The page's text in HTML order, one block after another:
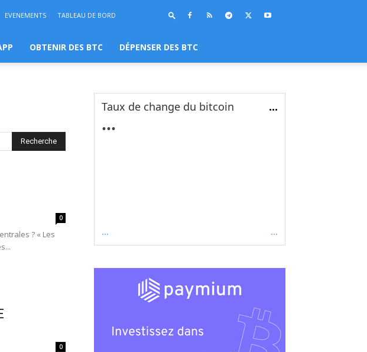
EVENEMENTS TABLEAU DE BORD
OBTENIR DES BTC DÉPENSER DES BTC
0
? « Les
0
Taux de change du bitcoin ...
...
... ...